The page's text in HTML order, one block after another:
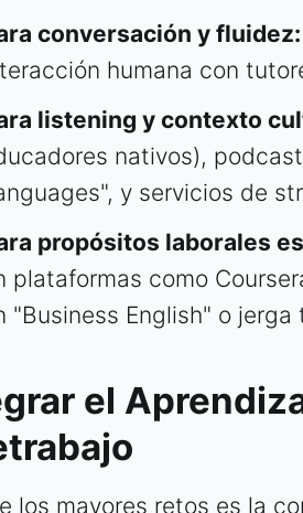
conversación y fluidez:
humana con
listening y contexto
nativos),
y servicios de
propósitos laborales
plataformas como
"Business English" o jerga
el
los mayores retos es la